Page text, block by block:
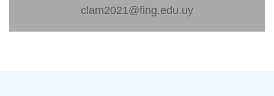
clam2021@fing.edu.uy